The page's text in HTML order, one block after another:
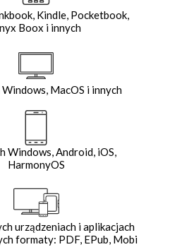
Kindle, Pocketbook,
Boox i innych
MacOS i innych
Windows, Android, iOS,
HarmonyOS
urządzeniach i aplikacjach
formaty: PDF, EPub, Mobi